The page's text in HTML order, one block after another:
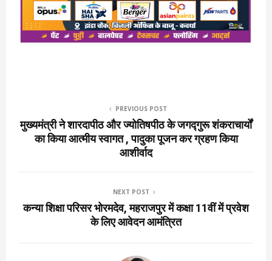
PREVIOUS POST
मुख्यमंत्री ने शारदापीठ और ज्योतिषपीठ के जगद्गुरू शंकराचार्यों
का किया आत्मीय स्वागत , पादुका पूजन कर ग्रहण किया
आशीर्वाद
NEXT POST
कन्या शिक्षा परिसर भोरमदेव, महराजपुर में कक्षा 11वीं में प्रवेश
के लिए आवेदन आमंत्रित